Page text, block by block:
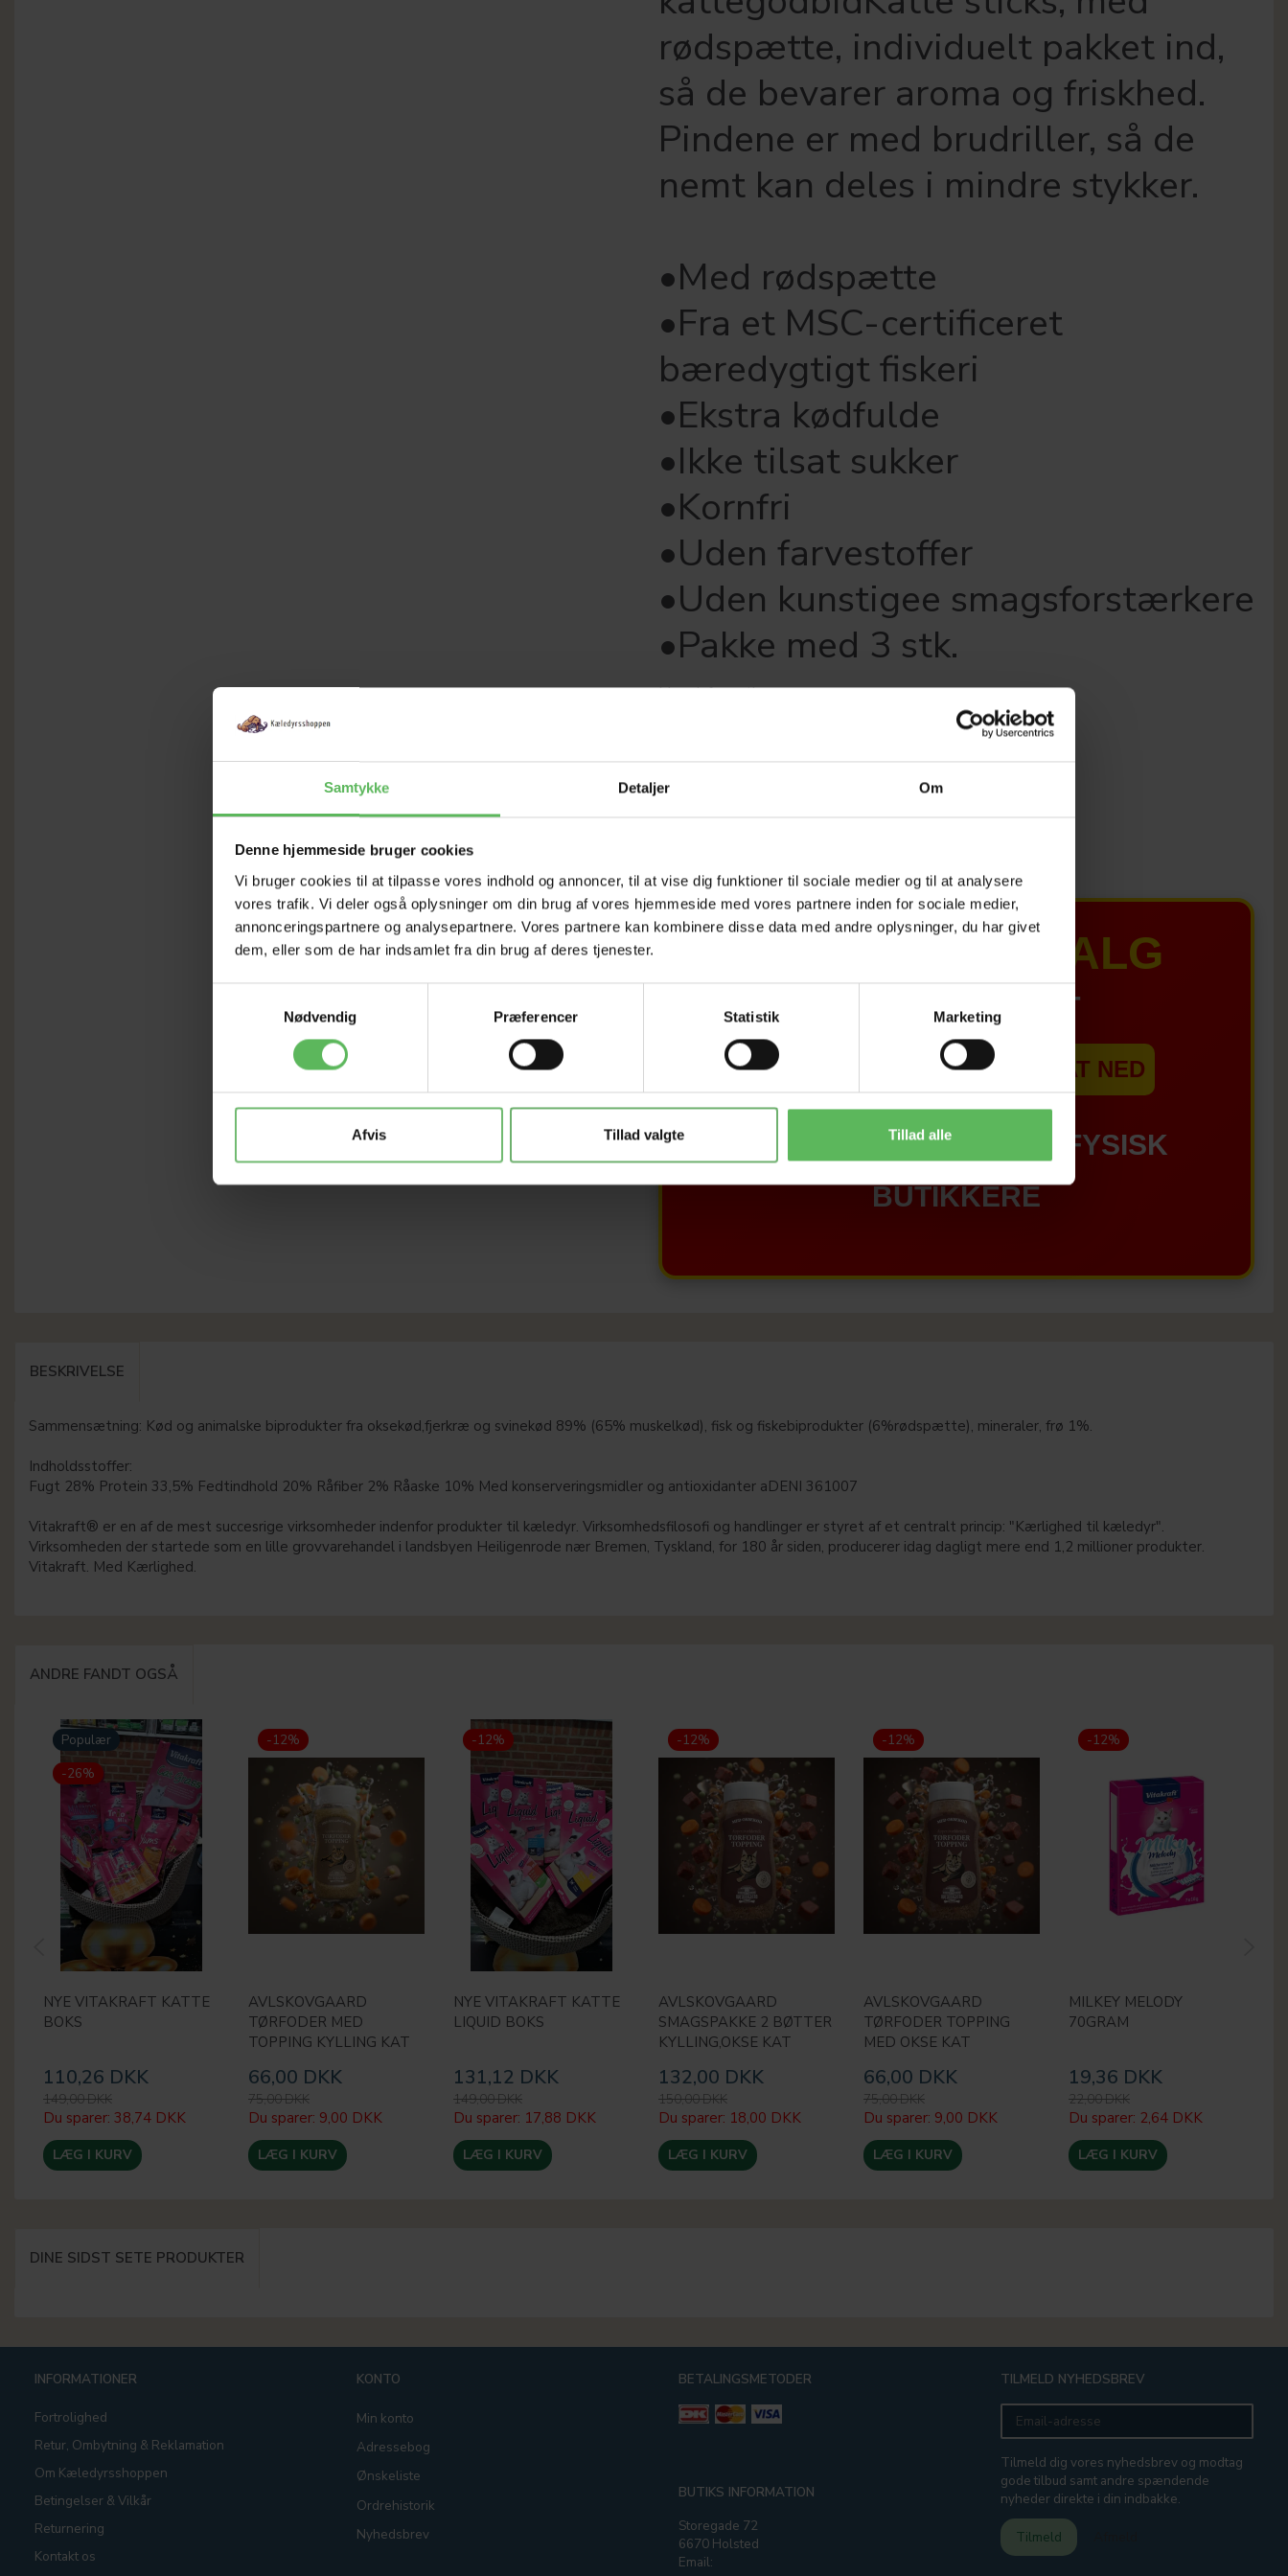
Samtykke Detaljer Om
Denne hjemmeside bruger cookies
Vi bruger cookies til at tilpasse vores indhold og annoncer, til at vise dig funktioner til sociale medier og til at analysere
vores trafik. Vi deler også oplysninger om din brug af vores hjemmeside med vores partnere inden for sociale medier,
annonceringspartnere og analysepartnere. Vores partnere kan kombinere disse data med andre oplysninger, du har givet
dem, eller som de har indsamlet fra din brug af deres tjenester.
Nødvendig
Præferencer Statistik Marketing
Afvis Tillad valgte Tillad alle
rødspætte, individuelt pakket ind,
så de bevarer aroma og friskhed.
Pindene er med brudriller, så de
nemt kan deles i mindre stykker.
•Med rødspætte
•Fra et MSC-certificeret
bæredygtigt fiskeri
•Ekstra kødfulde
•Ikke tilsat sukker
•Kornfri
•Uden farvestoffer
•Uden kunstigee smagsforstærkere
•Pakke med 3 stk.
Mere information
LÆG I KURV
SOMMER UDSALG
TIL D. 8 AUGUST
HELE WEBSHOPPEN ER SAT NED
Tilbud GÆLDER IKKE I FYSISK
BUTIKKERE
BESKRIVELSE
Sammensætning: Kød og animalske biprodukter fra oksekød,fjerkræ og svinekød 89% (65% muskelkød), fisk og fiskebiprodukter (6%rødspætte), mineraler, frø 1%.
Indholdsstoffer:
Fugt 28% Protein 33,5% Fedtindhold 20% Råfiber 2% Råaske 10% Med konserveringsmidler og antioxidanter aDENI 361007
Vitakraft® er en af de mest succesrige virksomheder indenfor produkter til kæledyr. Virksomhedsfilosofi og handlinger er styret af et centralt princip: "Kærlighed til kæledyr".
Virksomheden der startede som en lille grovvarehandel i landsbyen Heiligenrode nær Bremen, Tyskland, for 180 år siden, producerer idag dagligt mere end 1,2 millioner produkter.
Vitakraft. Med Kærlighed.
ANDRE FANDT OGSÅ
Populær
-26%
NYE VITAKRAFT KATTE
BOKS
110,26 DKK
149,00 DKK
Du sparer: 38,74 DKK
LÆG I KURV
-12%
AVLSKOVGAARD
TØRFODER MED
TOPPING KYLLING KAT
66,00 DKK
75,00 DKK
Du sparer: 9,00 DKK
LÆG I KURV
-12%
NYE VITAKRAFT KATTE
LIQUID BOKS
131,12 DKK
149,00 DKK
Du sparer: 17,88 DKK
LÆG I KURV
-12%
AVLSKOVGAARD
SMAGSPAKKE 2 BØTTER
KYLLING,OKSE KAT
132,00 DKK
150,00 DKK
Du sparer: 18,00 DKK
LÆG I KURV
-12%
AVLSKOVGAARD
TØRFODER TOPPING
MED OKSE KAT
66,00 DKK
75,00 DKK
Du sparer: 9,00 DKK
LÆG I KURV
-12%
MILKEY MELODY
70GRAM
19,36 DKK
22,00 DKK
Du sparer: 2,64 DKK
LÆG I KURV
DINE SIDST SETE PRODUKTER
INFORMATIONER
Fortrolighed
Retur, Ombytning & Reklamation
Om Kæledyrsshoppen
Betingelser & Vilkår
Returnering
Kontakt os
KONTO
Min konto
Adressebog
Ønskeliste
Ordrehistorik
Nyhedsbrev
BETALINGSMETODER
BUTIKS INFORMATION
Storegade 72
6670 Holsted
Email:
TILMELD NYHEDSBREV
Email-
adresse
Tilmeld dig vores nyhedsbrev og modtag
gode tilbud samt andre spændende
nyheder direkte i din indbakke.
Tilmeld